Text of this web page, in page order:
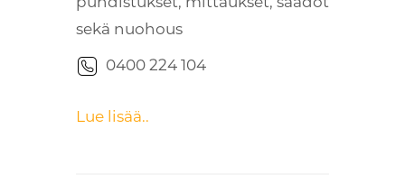
sekä nuohous
0400 224 104
Lue lisää..